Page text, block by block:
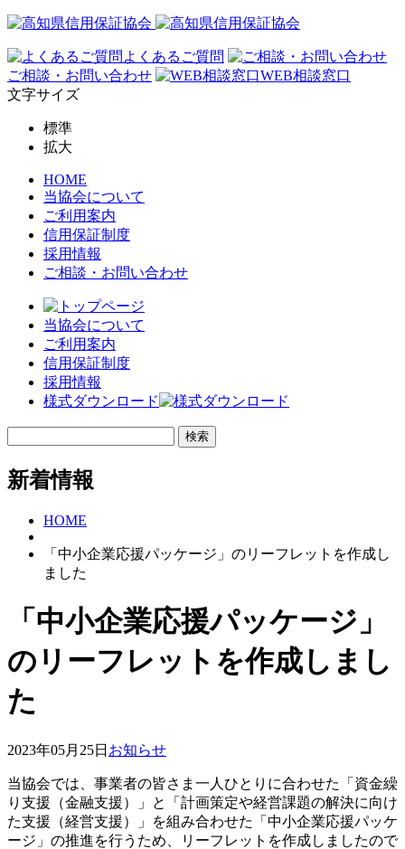
よくあるご質問
ご相談・お問い合わせ
WEB相談窓口
文字サイズ
標準
拡大
HOME
当協会について
ご利用案内
信用保証制度
採用情報
ご相談・お問い合わせ
当協会について
ご利用案内
信用保証制度
採用情報
様式ダウンロード
新着情報
HOME
「中小企業応援パッケージ」のリーフレットを作成し
ました
「中小企業応援パッケージ」
のリーフレットを作成しまし
た
2023年05月25日 お知らせ
当協会では、事業者の皆さま一人ひとりに合わせた「資金繰
り支援（金融支援）」と「計画策定や経営課題の解決に向け
た支援（経営支援）」を組み合わせた「中小企業応援パッケ
ージ」の推進を行うため、リーフレットを作成しましたので